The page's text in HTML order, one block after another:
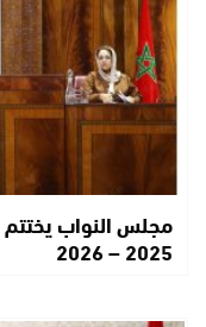
مجلس النواب يختتم
2025 – 2026